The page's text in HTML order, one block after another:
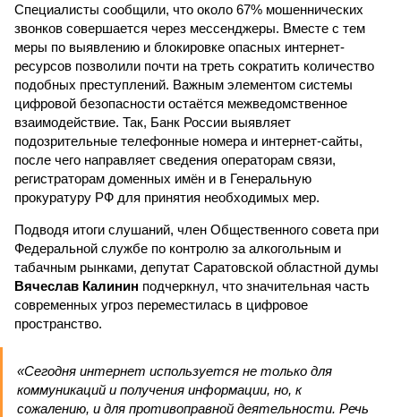
Специалисты сообщили, что около 67% мошеннических
звонков совершается через мессенджеры. Вместе с тем
меры по выявлению и блокировке опасных интернет-
ресурсов позволили почти на треть сократить количество
подобных преступлений. Важным элементом системы
цифровой безопасности остаётся межведомственное
взаимодействие. Так, Банк России выявляет
подозрительные телефонные номера и интернет-сайты,
после чего направляет сведения операторам связи,
регистраторам доменных имён и в Генеральную
прокуратуру РФ для принятия необходимых мер.
Подводя итоги слушаний, член Общественного совета при
Федеральной службе по контролю за алкогольным и
табачным рынками, депутат Саратовской областной думы
Вячеслав Калинин подчеркнул, что значительная часть
современных угроз переместилась в цифровое
пространство.
«Сегодня интернет используется не только для
коммуникаций и получения информации, но, к
сожалению, и для противоправной деятельности. Речь